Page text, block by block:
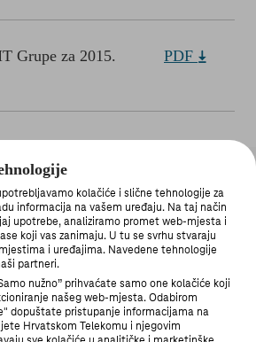
kolačiće i slične tehnologije za
informacija na vašem uređaju. Na taj način
upotrebe, analiziramo promet web-mjesta i
koji vas zanimaju. U tu se svrhu stvaraju
i uređajima. Navedene tehnologije
partneri.
nužno” prihvaćate samo one kolačiće koji
našeg web-mjesta. Odabirom
dopuštate pristupanje informacijama na
Hrvatskom Telekomu i njegovim
Grupe za 2015.
PDF
TELEKOM APLIKACIJA